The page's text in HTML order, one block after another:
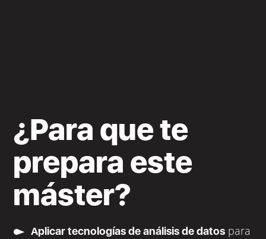
¿Para que te
prepara este
máster?
Aplicar tecnologías de análisis de datos para